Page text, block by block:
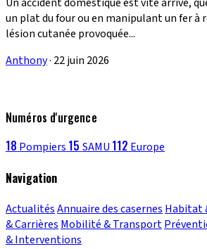
un plat du four ou en manipulant un fer à
lésion cutanée provoquée...
Anthony· 22 juin 2026
Numéros d'urgence
18 Pompiers 15 SAMU 112 Europe
Navigation
ActualitésAnnuaire des casernes Habitat
& Carrières Mobilité & Transport
& Interventions